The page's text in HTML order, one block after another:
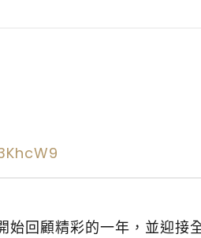
回顧精彩的一年，並迎接